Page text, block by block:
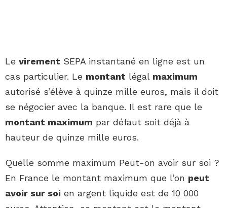
Le virement SEPA instantané en ligne est un
cas particulier. Le montant légal maximum
autorisé s’élève à quinze mille euros, mais il doit
se négocier avec la banque. Il est rare que le
montant maximum par défaut soit déjà à
hauteur de quinze mille euros.
Quelle somme maximum Peut-on avoir sur soi ?
En France le montant maximum que l’on peut
avoir sur soi en argent liquide est de 10 000